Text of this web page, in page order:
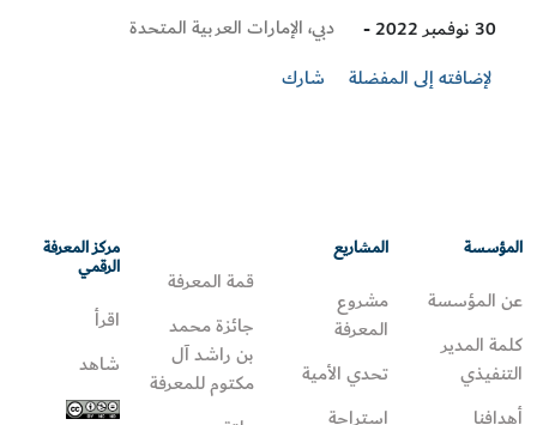
30 نوفمبر 2022 -
Visit
دبي، الإمارات العربية المتحدة
لإضافته إلى المفضلة
شارك
المؤسسة
عن المؤسسة
كلمة المدير
التنفيذي
أهدافنا
المشاريع
مشروع
المعرفة
تحدي الأمية
استراحة
قمة المعرفة
جائزة محمد
بن راشد آل
مكتوم للمعرفة
مركز المعرفة
الرقمي
اقرأ
شاهد